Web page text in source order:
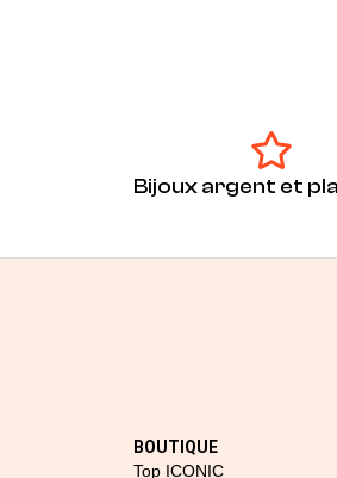
Bijoux argent et
BOUTIQUE
Top ICONIC